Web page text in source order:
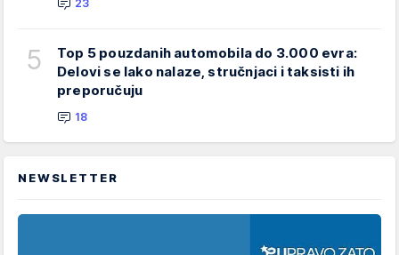
23
5
Top 5 pouzdanih automobila do 3.000 evra:
Delovi se lako nalaze, stručnjaci i taksisti ih
preporučuju
18
NEWSLETTER